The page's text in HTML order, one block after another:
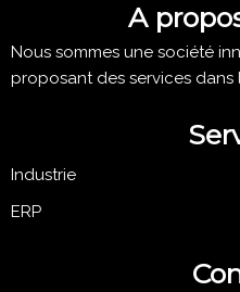
A
Nous sommes une société
proposant des services
Industrie
ERP